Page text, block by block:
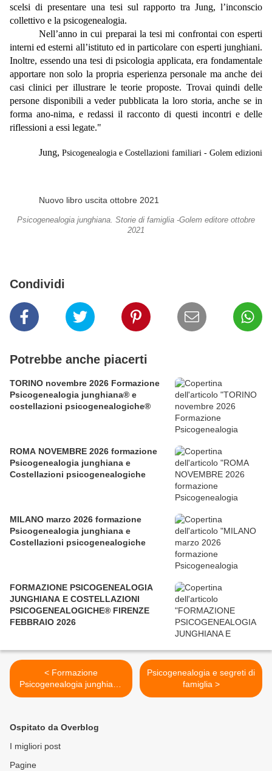
scelsi di presentare una tesi sul rapporto tra Jung, l’inconscio
collettivo e la psicogenealogia.
Nell’anno in cui preparai la tesi mi confrontai con esperti
interni ed esterni all’istituto ed in particolare con esperti junghiani.
Inoltre, essendo una tesi di psicologia applicata, era fondamentale
apportare non solo la propria esperienza personale ma anche dei
casi clinici per illustrare le teorie proposte. Trovai quindi delle
persone disponibili a veder pubblicata la loro storia, anche se in
forma ano-nima, e redassi il racconto di questi incontri e delle
riflessioni a essi legate."
Jung, Psicogenealogia e Costellazioni familiari - Golem edizioni
Nuovo libro uscita ottobre 2021
Psicogenealogia junghiana. Storie di famiglia -Golem editore ottobre
2021
Condividi
Potrebbe anche piacerti
TORINO novembre 2026 Formazione
Psicogenealogia junghiana® e
costellazioni psicogenealogiche®
ROMA NOVEMBRE 2026 formazione
Psicogenealogia junghiana e
Costellazioni psicogenealogiche
MILANO marzo 2026 formazione
Psicogenealogia junghiana e
Costellazioni psicogenealogiche
FORMAZIONE PSICOGENEALOGIA
JUNGHIANA E COSTELLAZIONI
PSICOGENEALOGICHE® FIRENZE
FEBBRAIO 2026
< Formazione
Psicogenealogia junghiana
e Costellazioni in
Psicogenealogia e segreti di
famiglia >
Ospitato da Overblog
I migliori post
Pagine